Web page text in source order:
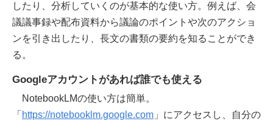
したり、分析していくのが基本的な使い方。例えば、会
議議事録や配布資料から議論のポイントや次のアクショ
ンを引き出したり、長文の書類の要約を知ることができ
る。
Googleアカウントがあれば誰でも使える
NotebookLMの使い方は簡単。
「 https://notebooklm.google.com 」にアクセスし、自分の